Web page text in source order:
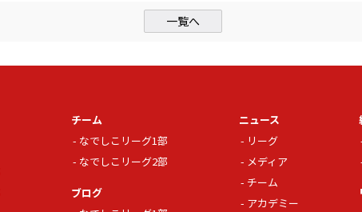
一覧へ
チーム
なでしこリーグ1部
なでしこリーグ2部
ブログ
ニュース
リーグ
メディア
チーム
アカデミー